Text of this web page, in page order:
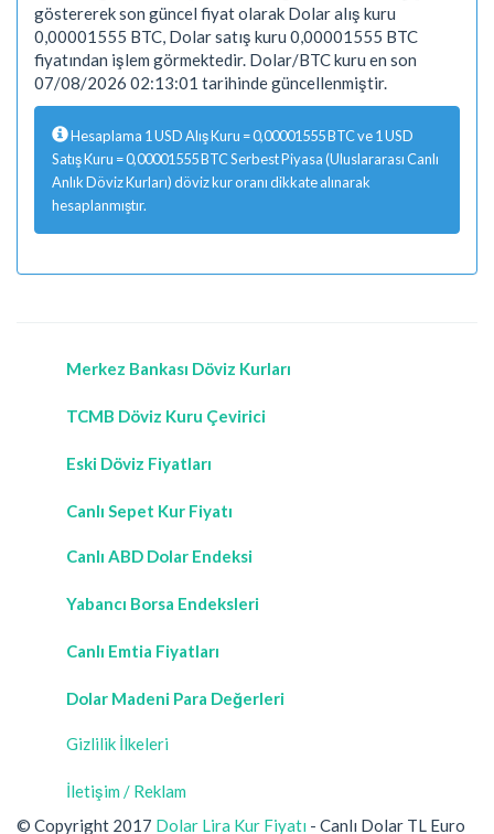
göstererek son güncel fiyat olarak Dolar alış kuru
0,00001555 BTC, Dolar satış kuru 0,00001555 BTC
fiyatından işlem görmektedir. Dolar/BTC kuru en son
07/08/2026 02:13:01 tarihinde güncellenmiştir.
Hesaplama 1 USD Alış Kuru = 0,00001555 BTC ve 1 USD
Satış Kuru = 0,00001555 BTC Serbest Piyasa (Uluslararası Canlı
Anlık Döviz Kurları) döviz kur oranı dikkate alınarak
hesaplanmıştır.
Merkez Bankası Döviz Kurları
TCMB Döviz Kuru Çevirici
Eski Döviz Fiyatları
Canlı Sepet Kur Fiyatı
Canlı ABD Dolar Endeksi
Yabancı Borsa Endeksleri
Canlı Emtia Fiyatları
Dolar Madeni Para Değerleri
Gizlilik İlkeleri
İletişim / Reklam
© Copyright 2017 Dolar Lira Kur Fiyatı - Canlı Dolar TL Euro